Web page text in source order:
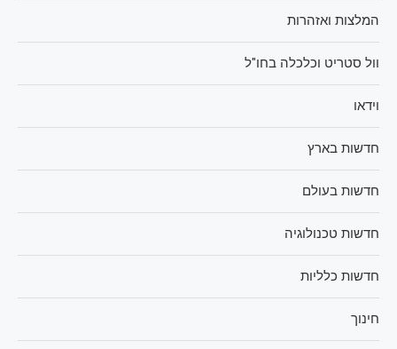
המלצות ואזהרות
וול סטריט וכלכלה בחו"ל
וידאו
חדשות בארץ
חדשות בעולם
חדשות טכנולוגיה
חדשות כלליות
חינוך